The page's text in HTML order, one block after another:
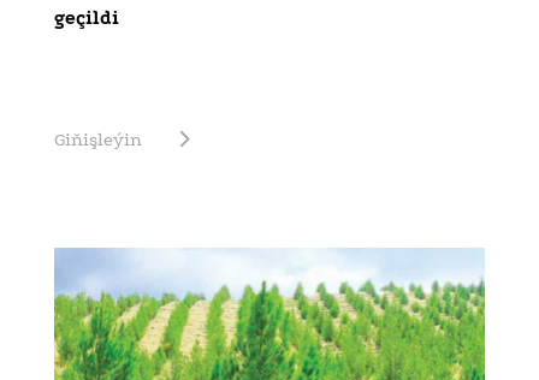
geçildi
Giňişleýin